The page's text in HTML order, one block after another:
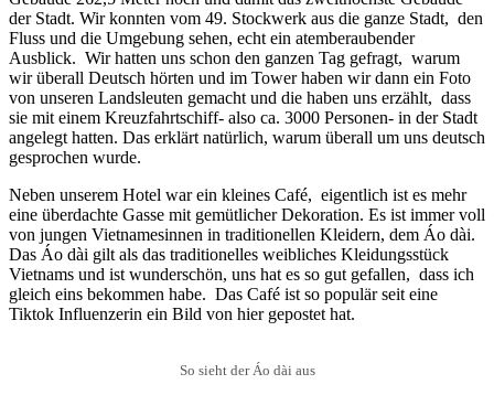
der Stadt. Wir konnten vom 49. Stockwerk aus die ganze Stadt, den
Fluss und die Umgebung sehen, echt ein atemberaubender
Ausblick. Wir hatten uns schon den ganzen Tag gefragt, warum
wir überall Deutsch hörten und im Tower haben wir dann ein Foto
von unseren Landsleuten gemacht und die haben uns erzählt, dass
sie mit einem Kreuzfahrtschiff- also ca. 3000 Personen- in der Stadt
angelegt hatten. Das erklärt natürlich, warum überall um uns deutsch
gesprochen wurde.
Neben unserem Hotel war ein kleines Café, eigentlich ist es mehr
eine überdachte Gasse mit gemütlicher Dekoration. Es ist immer voll
von jungen Vietnamesinnen in traditionellen Kleidern, dem Áo dài.
Das Áo dài gilt als das traditionelles weibliches Kleidungsstück
Vietnams und ist wunderschön, uns hat es so gut gefallen, dass ich
gleich eins bekommen habe. Das Café ist so populär seit eine
Tiktok Influenzerin ein Bild von hier gepostet hat.
So sieht der Áo dài aus